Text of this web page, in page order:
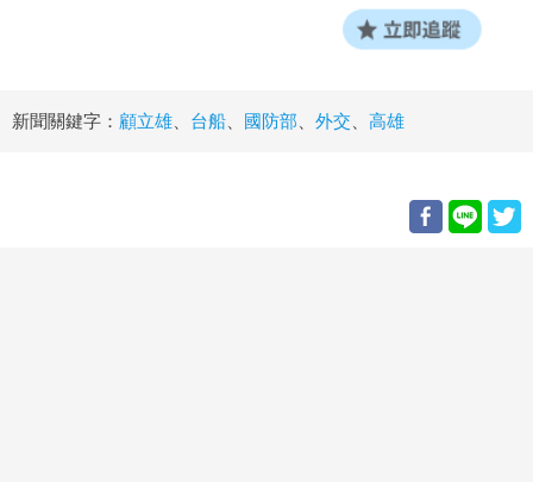
新聞關鍵字： 顧立雄、 台船、 國防部、 外交、 高雄